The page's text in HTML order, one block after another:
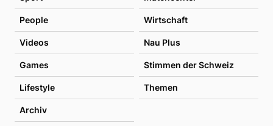
People Wirtschaft
Videos Nau Plus
Games Stimmen der Schweiz
Lifestyle Themen
Archiv